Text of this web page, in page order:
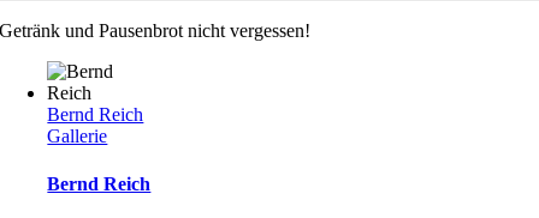
Getränk und Pausenbrot nicht vergessen!
Bernd Reich
Gallerie
Bernd Reich